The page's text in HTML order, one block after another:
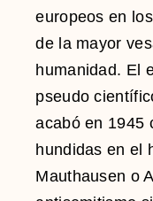
europeos en
de la mayor
humanidad. El
pseudo
acabó en 1945
hundidas en el
Mauthausen o